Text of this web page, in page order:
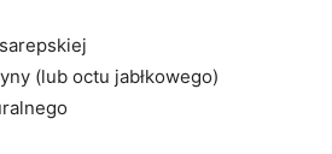
(lub octu jabłkowego)